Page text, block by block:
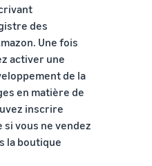
des
Une fois
activer une
de la
en matière de
inscrire
vous ne vendez
la boutique